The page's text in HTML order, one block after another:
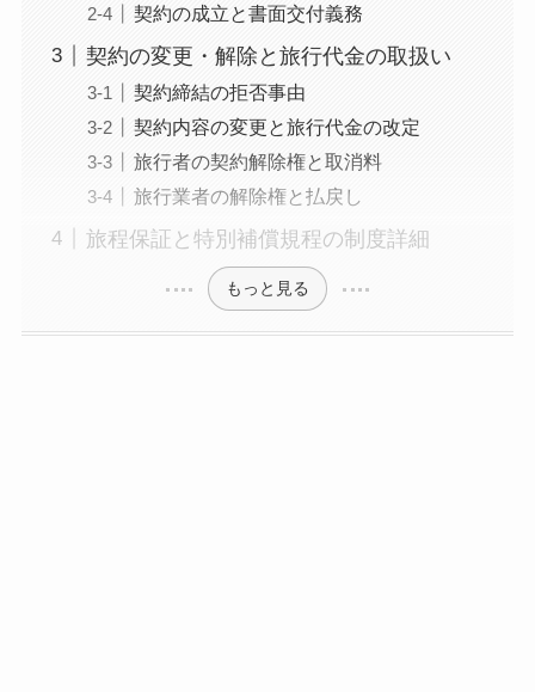
契約の成立と書面交付義務
契約の変更・解除と旅行代金の取扱い
契約締結の拒否事由
契約内容の変更と旅行代金の改定
旅行者の契約解除権と取消料
旅行業者の解除権と払戻し
旅程保証と特別補償規程の制度詳細
もっと見る